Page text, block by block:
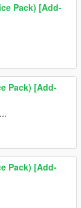
Pack) [Add-
Pack) [Add-
Pack) [Add-